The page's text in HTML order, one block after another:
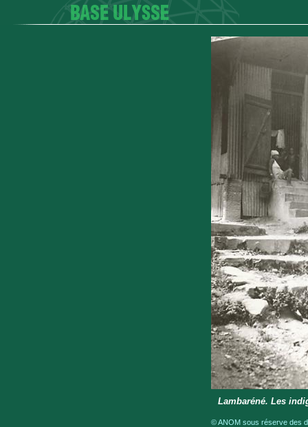
Lambaréné. Les
© ANOM sous réserve des